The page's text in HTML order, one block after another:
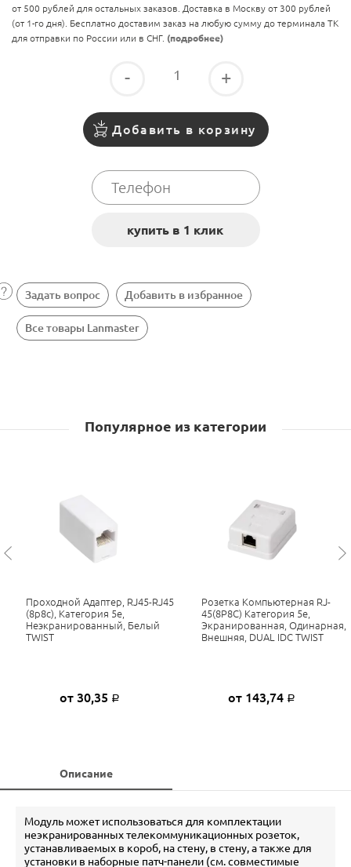
от 500 рублей для остальных заказов. Доставка в Москву от 300 рублей
(от 1-го дня). Бесплатно доставим заказ на любую сумму до терминала ТК
для отправки по России или в СНГ. (подробнее)
- +
Добавить в корзину
Задать вопрос Добавить в избранное
Все товары Lanmaster
Популярное из категории
Проходной Адаптер, RJ45-RJ45
(8p8c), Категория 5е,
Неэкранированный, Белый
TWIST
от 30,35 Р
Розетка Компьютерная RJ-
45(8P8C) Категория 5е,
Экранированная, Одинарная,
Внешняя, DUAL IDC TWIST
от 143,74 Р
Описание
Модуль может использоваться для комплектации
неэкранированных телекоммуникационных розеток,
устанавливаемых в короб, на стену, в стену, а также для
установки в наборные патч-панели (см. совместимые